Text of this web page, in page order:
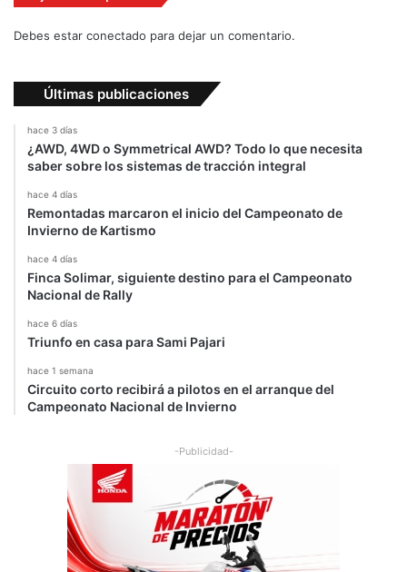
t
d
y
a
e
r
e
Debes estar conectado para dejar un comentario.
Últimas publicaciones
hace 3 días
¿AWD, 4WD o Symmetrical AWD? Todo lo que necesita
saber sobre los sistemas de tracción integral
hace 4 días
Remontadas marcaron el inicio del Campeonato de
Invierno de Kartismo
hace 4 días
Finca Solimar, siguiente destino para el Campeonato
Nacional de Rally
hace 6 días
Triunfo en casa para Sami Pajari
hace 1 semana
Circuito corto recibirá a pilotos en el arranque del
Campeonato Nacional de Invierno
-Publicidad-